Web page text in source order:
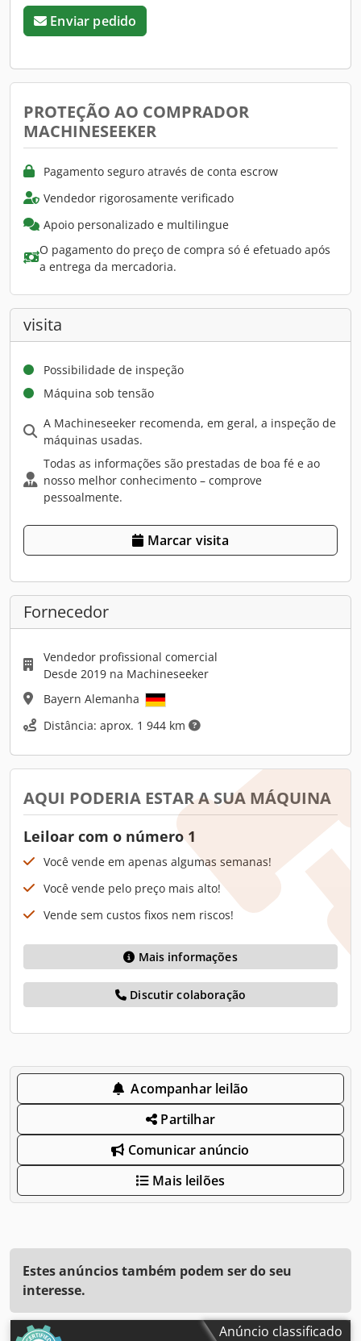
Enviar pedido
PROTEÇÃO AO COMPRADOR
MACHINESEEKER
Pagamento seguro através de conta escrow
Vendedor rigorosamente verificado
Apoio personalizado e multilingue
O pagamento do preço de compra só é efetuado após
a entrega da mercadoria.
visita
Possibilidade de inspeção
Máquina sob tensão
A Machineseeker recomenda, em geral, a inspeção de
máquinas usadas.
Todas as informações são prestadas de boa fé e ao
nosso melhor conhecimento – comprove
pessoalmente.
Marcar visita
Fornecedor
Vendedor profissional comercial
Desde 2019 na Machineseeker
Bayern Alemanha
Distância: aprox. 1 944 km
AQUI PODERIA ESTAR A SUA MÁQUINA
Leiloar com o número 1
Você vende em apenas algumas semanas!
Você vende pelo preço mais alto!
Vende sem custos fixos nem riscos!
Mais informações
Discutir colaboração
Acompanhar leilão
Partilhar
Comunicar anúncio
Mais leilões
Estes anúncios também podem ser do seu
interesse.
Anúncio classificado